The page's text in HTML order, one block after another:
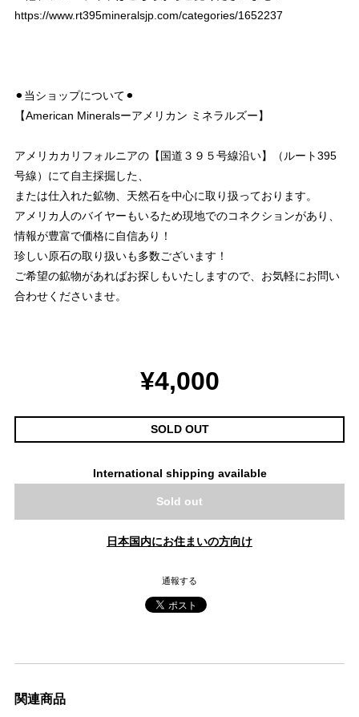
https://www.rt395mineralsjp.com/categories/1652237
⚫︎当ショップについて⚫︎
【American Mineralsーアメリカン ミネラルズー】
アメリカカリフォルニアの【国道３９５号線沿い】（ルート395
号線）にて自主採掘した、
または仕入れた鉱物、天然石を中心に取り扱っております。
アメリカ人のバイヤーもいるため現地でのコネクションがあり、
情報が豊富で価格に自信あり！
珍しい原石の取り扱いも多数ございます！
ご希望の鉱物があればお探しもいたしますので、お気軽にお問い
合わせくださいませ。
¥4,000
SOLD OUT
International shipping available
Sold out
日本国内にお住まいの方向け
通報する
関連商品